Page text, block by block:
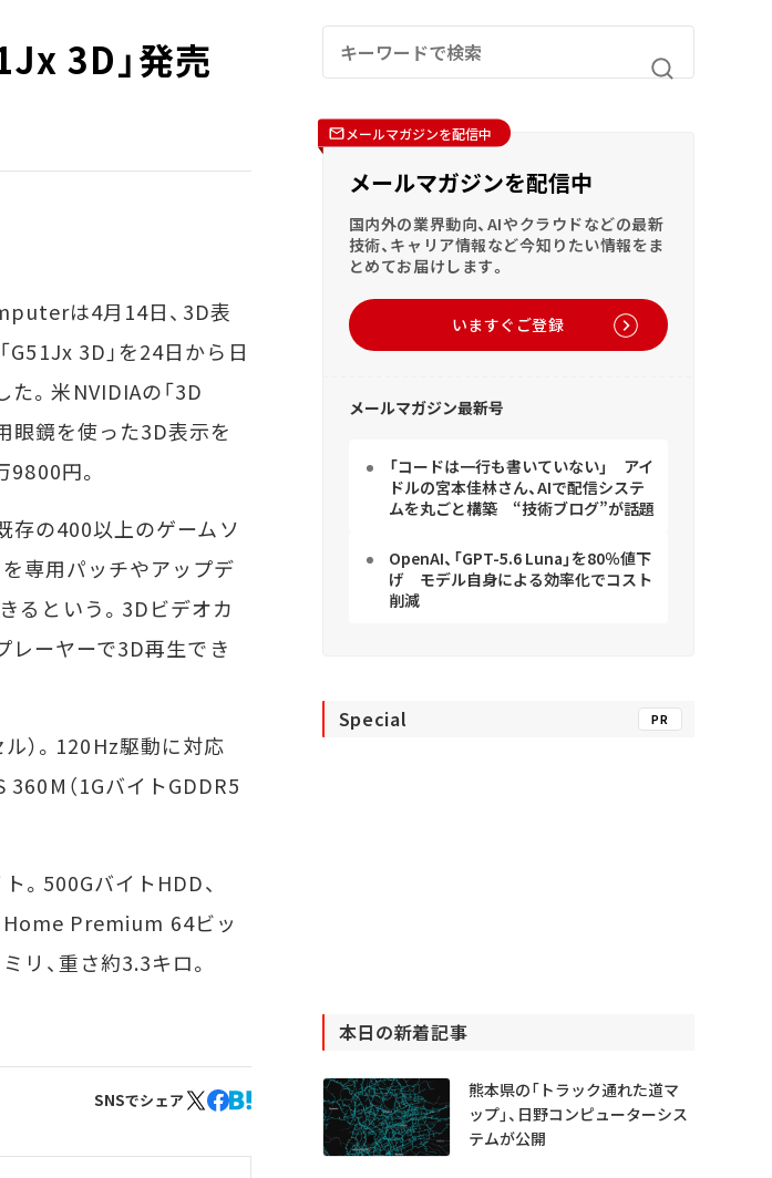
3D」発売
は4月14日、3D表
G51Jx 3D」を24日から日
。米NVIDIAの「3D
眼鏡を使った3D表示を
円。
存の400以上のゲームソ
を専用パッチやアップデ
るという。3Dビデオカ
レーヤーで3D再生でき
）。120Hz駆動に対応
（1GバイトGDDR5
。500GバイトHDD、
Premium 64ビッ
リ、重さ約3.3キロ。
SNSでシェア
メールマガジンを配信中
メールマガジンを配信中
国内外の業界動向、AIやクラウドなどの最新
技術、キャリア情報など今知りたい情報をま
とめてお届けします。
いますぐご登録
メールマガジン最新号
「コードは一行も書いていない」 アイ
ドルの宮本佳林さん、AIで配信システ
ムを丸ごと構築 “技術ブログ”が話題
OpenAI、「GPT-5.6 Luna」を80％値下
げ モデル自身による効率化でコスト
削減
Special PR
本日の新着記事
熊本県の「トラック通れた道マ
ップ」、日野コンピューターシス
テムが公開